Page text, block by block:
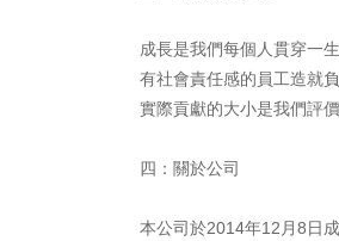
成長是我們每個人貫穿一
有社會責任感的員工造就
實際貢獻的大小是我們評
四：關於公司
本公司於2014年12月8日